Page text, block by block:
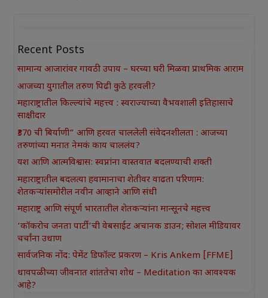
Recent Posts
सामान्य आजारांवर गावठी उपाय – घरच्या घरी मिळवा प्राथमिक आराम
आजच्या युगातील तरुण पिढी कुठे हरवली?
महाराष्ट्रातील किल्ल्यांचे महत्त्व : स्वराज्याच्या वैभवशाली इतिहासाचे
साक्षीदार
₹370 ची बिर्याणी” आणि हरवत चाललेली संवेदनशीलता : आजच्या
तरुणांच्या मनात नेमकं काय चाललंय?
यश आणि आत्मविश्वास: स्वप्नांना वास्तवात बदलण्याची शक्ती
महाराष्ट्रातील बदलत्या हवामानाचा शेतीवर वाढता परिणाम:
शेतकऱ्यांसमोरील नवीन आव्हाने आणि संधी
महाराष्ट्र आणि संपूर्ण भारतातील शेतकऱ्यांना मान्सूनचे महत्त्व
‘कॉकरोच जनता पार्टी’ची वेबसाईट अचानक डाउन; सोशल मीडियावर
चर्चांना उधाण
सार्वजनिक नोंद: पेमेंट डिफॉल्ट प्रकरण – Kris Ankem [FFME]
धावपळीच्या जीवनात शांततेचा शोध – Meditation का आवश्यक
आहे?